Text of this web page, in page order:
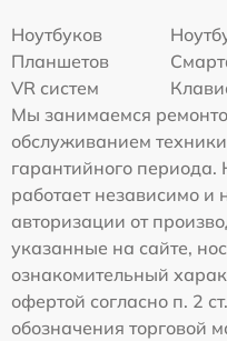
Ноутбуков
Планшетов
VR систем
Мы занимаемся
обслуживанием
гарантийного
работает независимо
авторизации от
указанные на сайте,
ознакомительный
офертой согласно п. 2
обозначения торговой